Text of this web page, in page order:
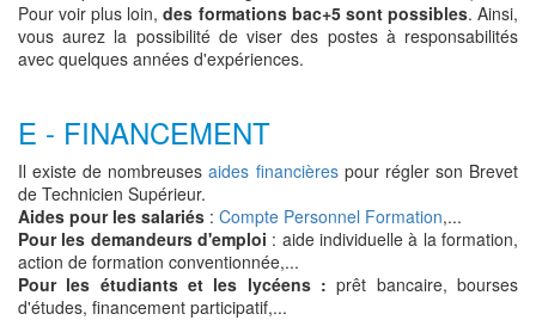
Pour voir plus loin,des formations bac+5 sont possibles. Ainsi,
vous aurez la possibilité de viser des postes à responsabilités
avec quelques années d'expériences.
E - FINANCEMENT
Il existe de nombreusesaides financièrespour régler son Brevet
de Technicien Supérieur.
Aides pour les salariés : Compte Personnel Formation,...
Pour les demandeurs d'emploi : aide individuelle à la formation,
action de formation conventionnée,...
Pour les étudiants et les lycéens : prêt bancaire, bourses
d'études, financement participatif,...